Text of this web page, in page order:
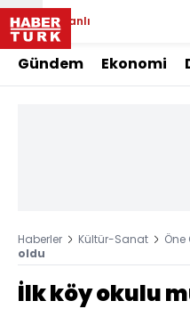
Canlı
Gündem Ekonomi
Haberler Kültür-Sanat Öne
oldu
İlk köy okulu